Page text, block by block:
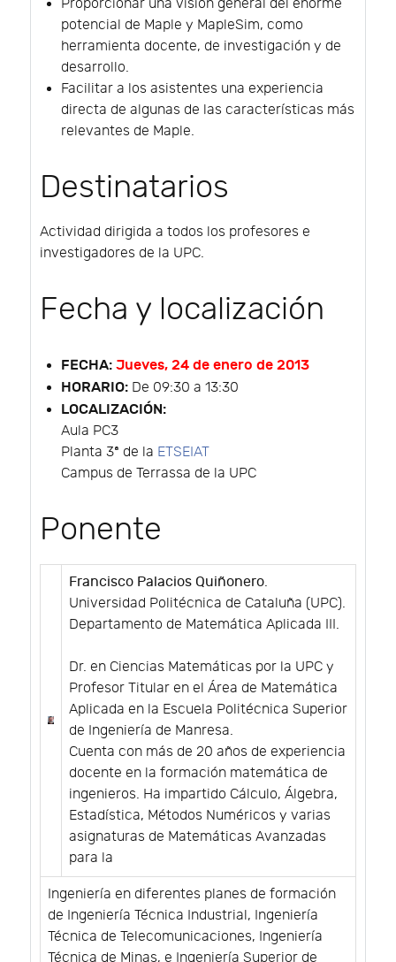
Proporcionar una visión general del enorme
potencial de Maple y MapleSim, como
herramienta docente, de investigación y de
desarrollo.
Facilitar a los asistentes una experiencia
directa de algunas de las características más
relevantes de Maple.
Destinatarios
Actividad dirigida a todos los profesores e
investigadores de la UPC.
Fecha y localización
FECHA: Jueves, 24 de enero de 2013
HORARIO: De 09:30 a 13:30
LOCALIZACIÓN:
Aula PC3
Planta 3ª de la ETSEIAT
Campus de Terrassa de la UPC
Ponente
Francisco Palacios Quiñonero.
Universidad Politécnica de Cataluña (UPC).
Departamento de Matemática Aplicada III.
Dr. en Ciencias Matemáticas por la UPC y
Profesor Titular en el Área de Matemática
Aplicada en la Escuela Politécnica Superior
de Ingeniería de Manresa.
Cuenta con más de 20 años de experiencia
docente en la formación matemática de
ingenieros. Ha impartido Cálculo, Álgebra,
Estadística, Métodos Numéricos y varias
asignaturas de Matemáticas Avanzadas
para la
Ingeniería en diferentes planes de formación
de Ingeniería Técnica Industrial, Ingeniería
Técnica de Telecomunicaciones, Ingeniería
Técnica de Minas, e Ingeniería Superior de